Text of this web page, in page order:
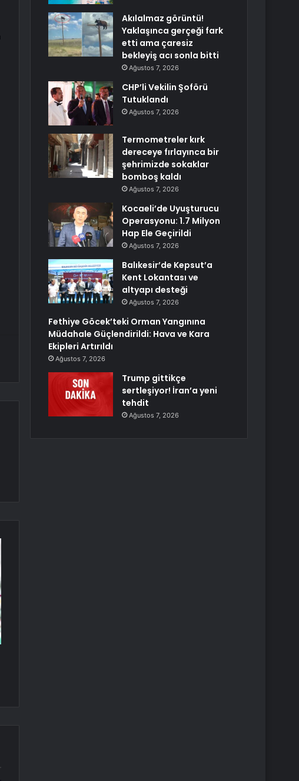
Akılalmaz görüntü!
Yaklaşınca gerçeği fark
etti ama çaresiz
bekleyiş acı sonla bitti
Ağustos 7, 2026
CHP’li Vekilin Şoförü
Tutuklandı
Ağustos 7, 2026
Termometreler kırk
dereceye fırlayınca bir
şehrimizde sokaklar
bomboş kaldı
Ağustos 7, 2026
Kocaeli’de Uyuşturucu
Operasyonu: 1.7 Milyon
Hap Ele Geçirildi
Ağustos 7, 2026
Balıkesir’de Kepsut’a
Kent Lokantası ve
altyapı desteği
Ağustos 7, 2026
Fethiye Göcek’teki Orman Yangınına
Müdahale Güçlendirildi: Hava ve Kara
Ekipleri Artırıldı
Ağustos 7, 2026
Trump gittikçe
sertleşiyor! İran’a yeni
tehdit
Ağustos 7, 2026